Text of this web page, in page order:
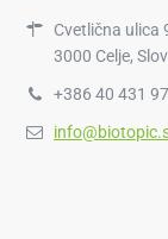
Cvetlična ulica
3000 Celje,
+386 40 431